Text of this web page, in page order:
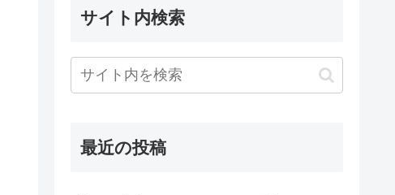
サイト内検索
最近の投稿